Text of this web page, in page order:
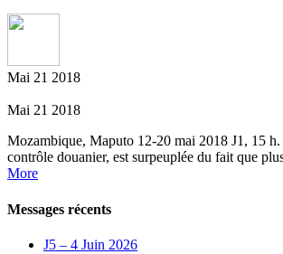
Mai 21 2018
Mai 21 2018
Mozambique, Maputo 12-20 mai 2018 J1, 15 h.
contrôle douanier, est surpeuplée du fait que
More
Messages récents
J5 – 4 Juin 2026